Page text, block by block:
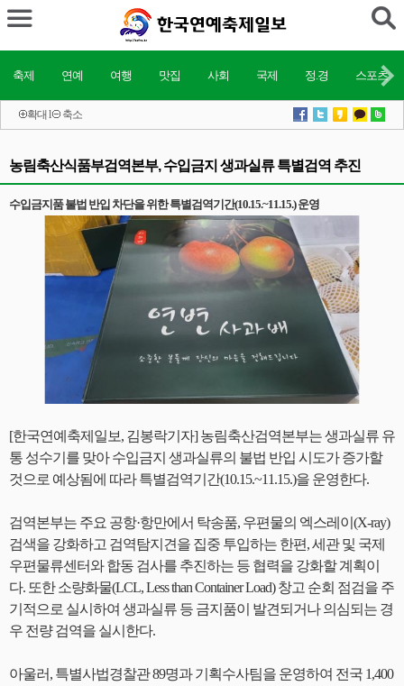
축제 연예 여행 맛집 사회 국제 정.경 스포츠
확대 l 축소
농림축산식품부검역본부, 수입금지 생과실류 특별검역 추진
수입금지품 불법 반입 차단을 위한 특별검역기간(10.15.~11.15.) 운영
[한국연예축제일보, 김봉락기자] 농림축산검역본부는 생과실류 유
통 성수기를 맞아 수입금지 생과실류의 불법 반입 시도가 증가할
것으로 예상됨에 따라 특별검역기간(10.15.~11.15.)을 운영한다.
검역본부는 주요 공항·항만에서 탁송품, 우편물의 엑스레이(X-ray)
검색을 강화하고 검역탐지견을 집중 투입하는 한편, 세관 및 국제
우편물류센터와 합동 검사를 추진하는 등 협력을 강화할 계획이
다. 또한 소량화물(LCL, Less than Container Load) 창고 순회 점검을 주
기적으로 실시하여 생과실류 등 금지품이 발견되거나 의심되는 경
우 전량 검역을 실시한다.
아울러, 특별사법경찰관 89명과 기획수사팀을 운영하여 전국 1,400